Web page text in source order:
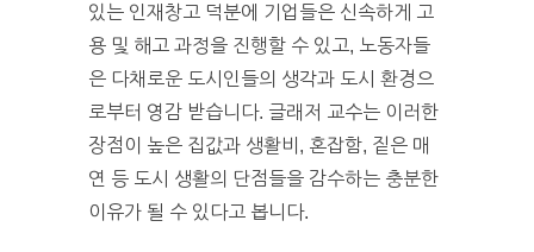
있는 인재창고 덕분에 기업들은 신속하게 고
용 및 해고 과정을 진행할 수 있고, 노동자들
은 다채로운 도시인들의 생각과 도시 환경으
로부터 영감 받습니다. 글래저 교수는 이러한
장점이 높은 집값과 생활비, 혼잡함, 짙은 매
연 등 도시 생활의 단점들을 감수하는 충분한
이유가 될 수 있다고 봅니다.